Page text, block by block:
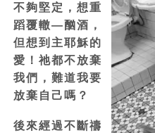
不夠堅定，想重
蹈覆轍―酗酒，
但想到主耶穌的
愛！祂都不放棄
我們，難道我要
放棄自己嗎？
後來經過不斷禱